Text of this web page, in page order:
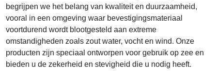
begrijpen we het belang van kwaliteit en duurzaamheid,
vooral in een omgeving waar bevestigingsmateriaal
voortdurend wordt blootgesteld aan extreme
omstandigheden zoals zout water, vocht en wind. Onze
producten zijn speciaal ontworpen voor gebruik op zee en
bieden u de zekerheid en stevigheid die u nodig heeft.